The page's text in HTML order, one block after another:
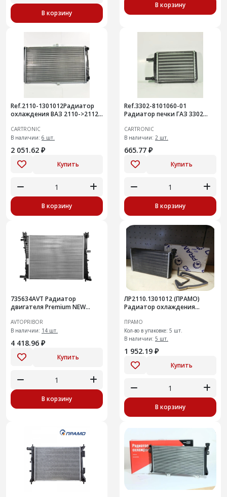
В корзину
В корзину
Ref.2110-1301012Радиатор
охлаждения ВАЗ 2110->2112,
/21700130101200/ ЛР2110.1
CARTRONIC
В наличии: 6 шт.
2 051.62 ₽
Купить
В корзину
Ref.3302-8101060-01
Радиатор печки ГАЗ 3302
CARTRONIC
В наличии: 2 шт.
665.77 ₽
Купить
В корзину
735634AVT Радиатор
двигателя Premium NEW
AVTOPRIBOR
В наличии: 14 шт.
4 418.96 ₽
Купить
В корзину
ЛР2110.1301012 (ПРАМО)
Радиатор охлаждения
ПРАМО
Кол-во в упаковке: 5 шт.
В наличии: 5 шт.
1 952.19 ₽
Купить
В корзину